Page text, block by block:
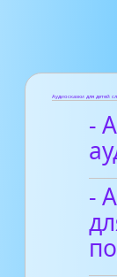
Аудиосказки для детей
-
-